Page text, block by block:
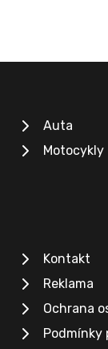
Auta
Motocykly
Kontakt
Reklama
Ochrana
Podmínky